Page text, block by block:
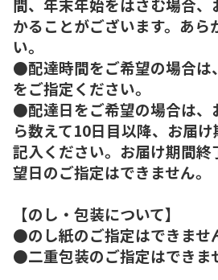
かることがございます。あら
い。
●配達時間をご希望の場合は
をご指定ください。
●配達日をご希望の場合は、
ら数えて10日目以降、お届
記入ください。お届け期間終
望日のご指定はできません。
【のし・包装について】
●のし紙のご指定はできませ
●二重包装のご指定はできま